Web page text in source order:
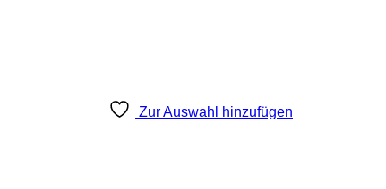
Zur Auswahl hinzufügen